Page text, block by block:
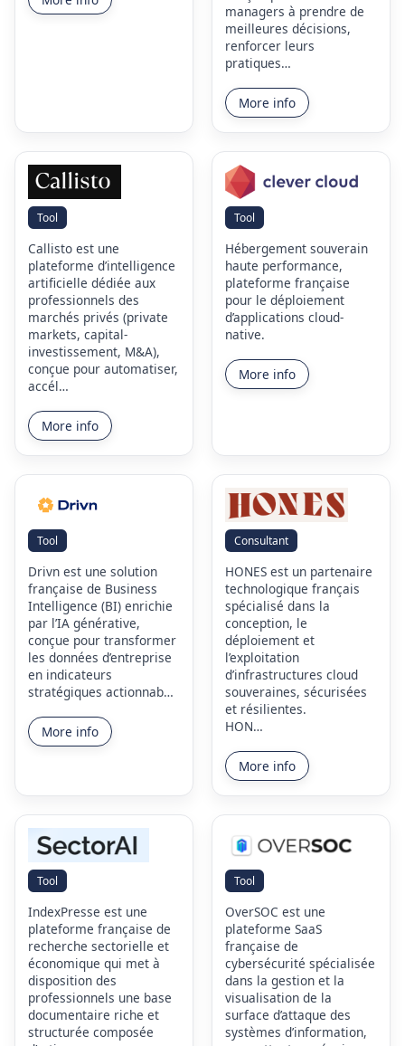
managers à prendre de
meilleures décisions,
renforcer leurs
pratiques…
More info
Tool
Callisto est une
plateforme d’intelligence
artificielle dédiée aux
professionnels des
marchés privés (private
markets, capital-
investissement, M&A),
conçue pour automatiser,
accél…
More info
Tool
Hébergement souverain
haute performance,
plateforme française
pour le déploiement
d’applications cloud-
native.
More info
Tool
Drivn est une solution
française de Business
Intelligence (BI) enrichie
par l’IA générative,
conçue pour transformer
les données d’entreprise
en indicateurs
stratégiques actionnab…
More info
Consultant
HONES est un partenaire
technologique français
spécialisé dans la
conception, le
déploiement et
l’exploitation
d’infrastructures cloud
souveraines, sécurisées
et résilientes.
HON…
More info
Tool
IndexPresse est une
plateforme française de
recherche sectorielle et
économique qui met à
disposition des
professionnels une base
documentaire riche et
structurée composée
Tool
OverSOC est une
plateforme SaaS
française de
cybersécurité spécialisée
dans la gestion et la
visualisation de la
surface d’attaque des
systèmes d’information,